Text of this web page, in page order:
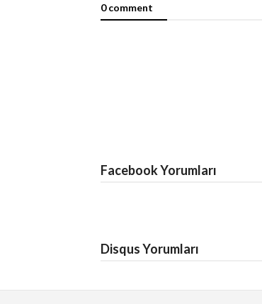
0 comment
Facebook Yorumları
Disqus Yorumları